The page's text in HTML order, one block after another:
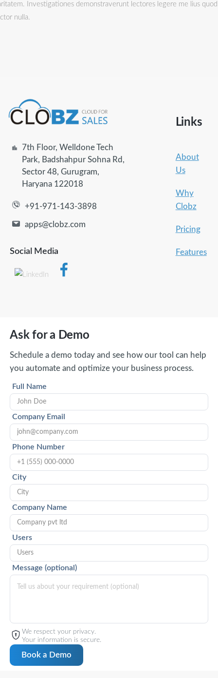
Investigationes demonstraverunt lectores legere me lius quod
nulla.
7th Floor, Welldone Tech
Park, Badshahpur Sohna Rd,
Sector 48, Gurugram,
Haryana 122018
+91-971-143-3898
apps@clobz.com
Social Media
Links
About
Us
Why
Clobz
Pricing
Features
Ask for a Demo
Schedule a demo today and see how our tool can help
you automate and optimize your business process.
Full Name
Company Email
Phone Number
City
Company Name
Users
Message (optional)
We respect your privacy.
Your information is secure.